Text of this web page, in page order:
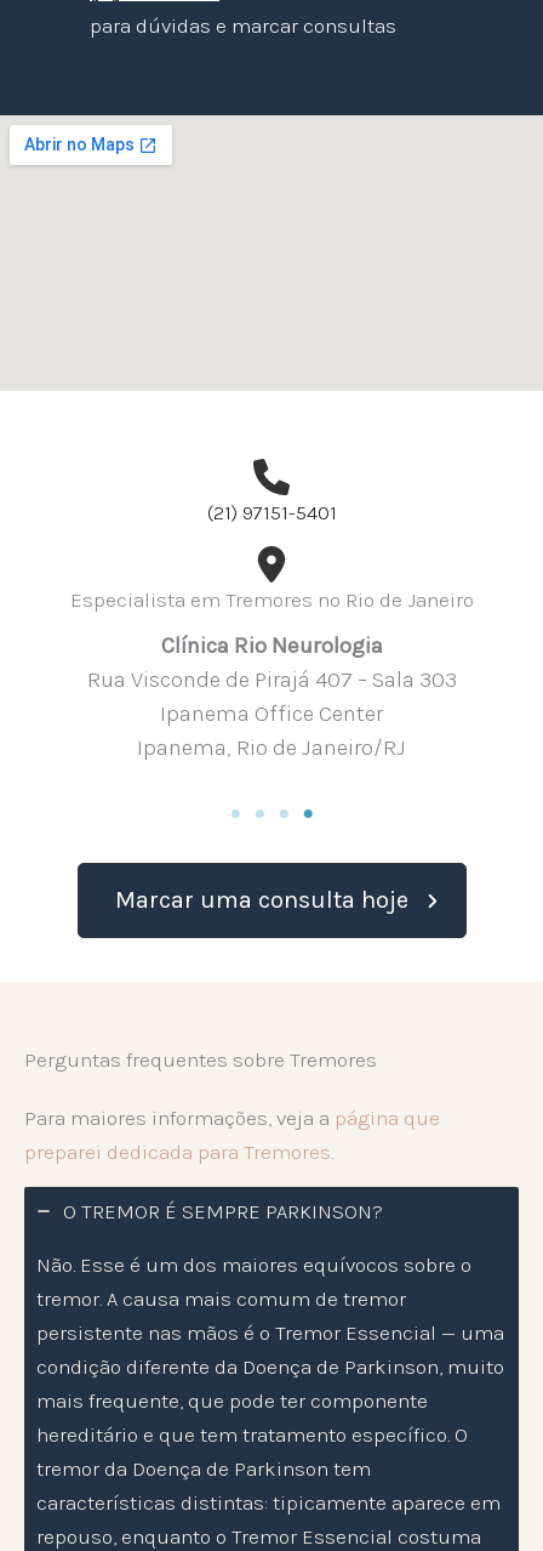
para dúvidas e marcar consultas
(21) 97151-5401
Especialista em Tremores no Rio de Janeiro
Clínica Rio Neurologia
Rua Visconde de Pirajá 407 – Sala 303
Ipanema Office Center
Ipanema, Rio de Janeiro/RJ
Marcar uma consulta hoje
Perguntas frequentes sobre Tremores
Para maiores informações, veja a página que
preparei dedicada para Tremores.
O TREMOR É SEMPRE PARKINSON?
Não. Esse é um dos maiores equívocos sobre o
tremor. A causa mais comum de tremor
persistente nas mãos é o Tremor Essencial — uma
condição diferente da Doença de Parkinson, muito
mais frequente, que pode ter componente
hereditário e que tem tratamento específico. O
tremor da Doença de Parkinson tem
características distintas: tipicamente aparece em
repouso, enquanto o Tremor Essencial costuma